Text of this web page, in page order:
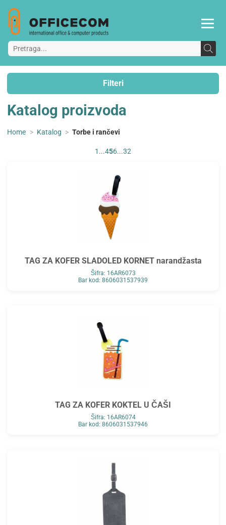
Filteri
Katalog proizvoda
Home > Katalog > Torbe i rančevi
1 ...456...32
TAG ZA KOFER SLADOLED KORNET narandžasta
Šifra: 16AR6073
Bar kod: 8606031537939
TAG ZA KOFER KOKTEL U ČAŠI
Šifra: 16AR6074
Bar kod: 8606031537946